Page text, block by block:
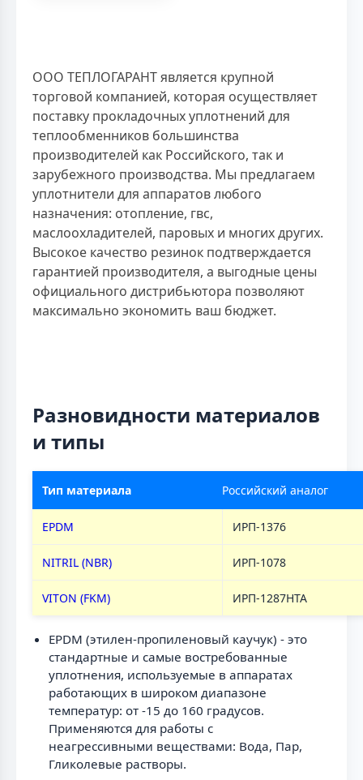
ООО ТЕПЛОГАРАНТ является крупной
торговой компанией, которая осуществляет
поставку прокладочных уплотнений для
теплообменников большинства
производителей как Российского, так и
зарубежного производства. Мы предлагаем
уплотнители для аппаратов любого
назначения: отопление, гвс,
маслоохладителей, паровых и многих других.
Высокое качество резинок подтверждается
гарантией производителя, а выгодные цены
официального дистрибьютора позволяют
максимально экономить ваш бюджет.
Разновидности материалов
и типы
Тип материала Российский аналог
EPDM ИРП-1376
NITRIL (NBR) ИРП-1078
VITON (FKM) ИРП-1287НТА
EPDM (этилен-пропиленовый каучук) - это
стандартные и самые востребованные
уплотнения, используемые в аппаратах
работающих в широком диапазоне
температур: от -15 до 160 градусов.
Применяются для работы с
неагрессивными веществами: Вода, Пар,
Гликолевые растворы.